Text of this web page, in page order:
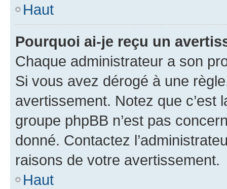
Haut
Pourquoi ai-je reçu un
Chaque administrateur a son
Si vous avez dérogé à une
avertissement. Notez que c’est
groupe phpBB n’est pas
donné. Contactez
raisons de votre avertissement.
Haut